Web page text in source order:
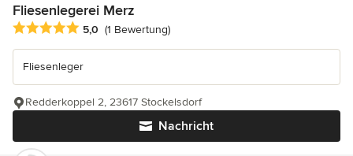
Fliesenlegerei Merz
Durchschnittliche Bewertung: 5 von 5 Sternen
5,0 (1 Bewertung)
Fliesenleger
Nachricht
Redderkoppel 2, 23617 Stockelsdorf